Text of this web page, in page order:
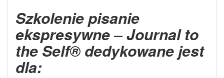
Szkolenie pisanie
ekspresywne – Journal to
the Self® dedykowane jest
dla: